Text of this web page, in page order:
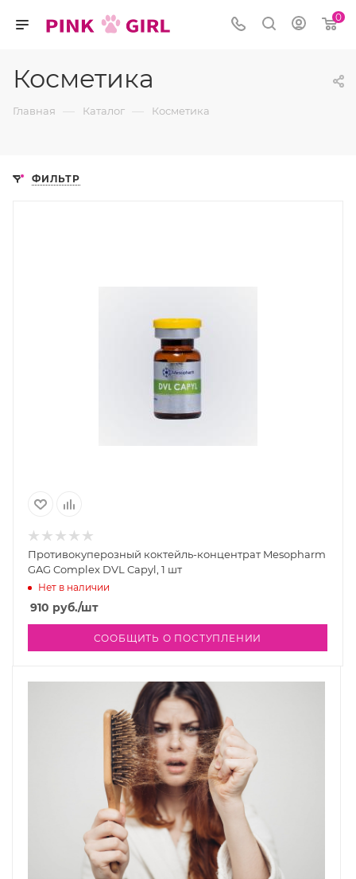
0
Косметика
Главная — Каталог — Косметика
ФИЛЬТР
Противокуперозный коктейль-концентрат Mesopharm
GAG Complex DVL Capyl, 1 шт
Нет в наличии
910 руб./шт
СООБЩИТЬ О ПОСТУПЛЕНИИ